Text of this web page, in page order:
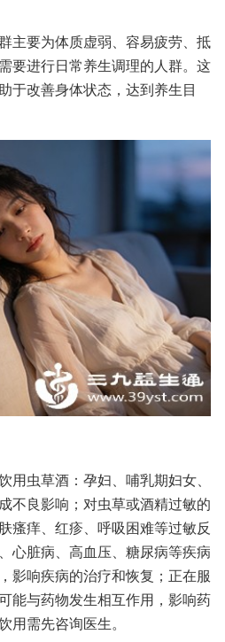
主要为体质虚弱、容易疲劳、抵
要进行日常养生调理的人群。这
于改善身体状态，达到养生目
用虫草酒：孕妇、哺乳期妇女、
不良影响；对虫草或酒精过敏的
瘙痒、红疹、呼吸困难等过敏反
心脏病、高血压、糖尿病等疾病
影响疾病的治疗和恢复；正在服
能与药物发生相互作用，影响药
用需先咨询医生。